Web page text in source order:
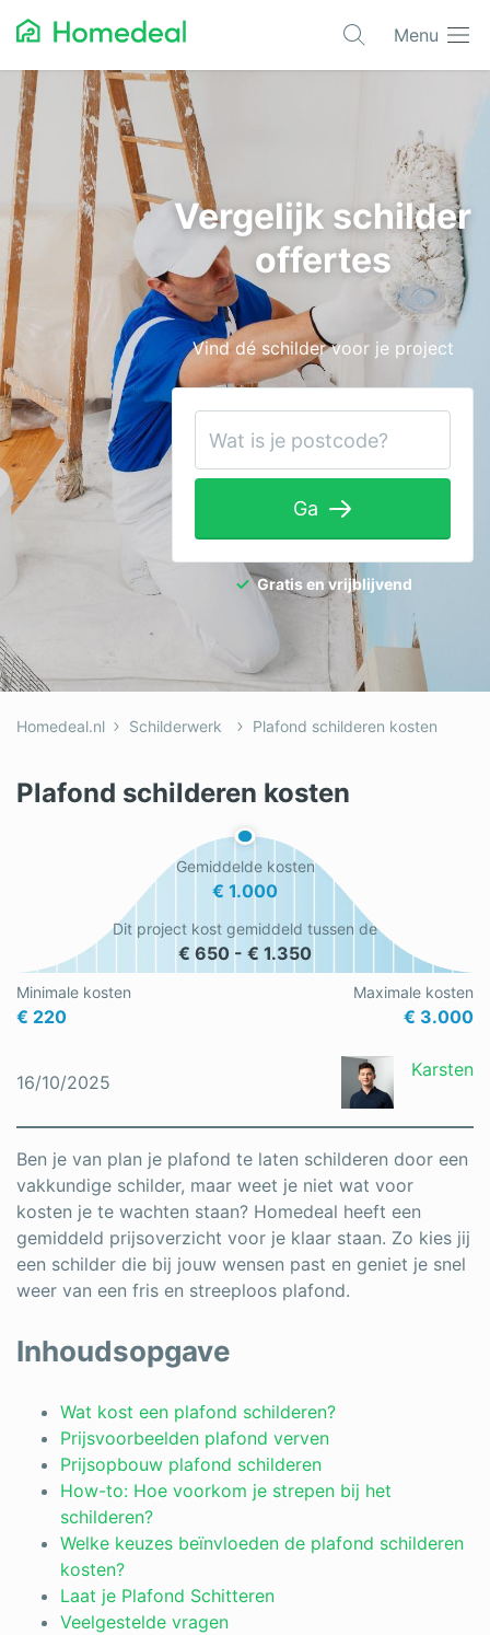
Menu
Populaire projecten
Asbest verwijderen
Dakbedekking
Dakkapel
Glas
Isolatie
Kozijnen
Laadpalen
Schilderwerk
Tuinaanleg
Warmtepomp
Zonnepanelen
Overige projecten
Vergelijk schilder
offertes
Vind dé schilder voor je project
Ga
Gratis en vrijblijvend
Homedeal.nl Schilderwerk Plafond schilderen kosten
Plafond schilderen kosten
Minimale kosten
€ 220
Gemiddelde kosten
€ 1.000
Maximale kosten
€ 3.000
Dit project kost gemiddeld tussen de
€ 650 - € 1.350
16/10/2025
Karsten
Ben je van plan je plafond te laten schilderen door een
vakkundige schilder, maar weet je niet wat voor
kosten je te wachten staan? Homedeal heeft een
gemiddeld prijsoverzicht voor je klaar staan. Zo kies jij
een schilder die bij jouw wensen past en geniet je snel
weer van een fris en streeploos plafond.
Inhoudsopgave
Wat kost een plafond schilderen?
Prijsvoorbeelden plafond verven
Prijsopbouw plafond schilderen
How-to: Hoe voorkom je strepen bij het
schilderen?
Welke keuzes beïnvloeden de plafond schilderen
kosten?
Laat je Plafond Schitteren
Veelgestelde vragen